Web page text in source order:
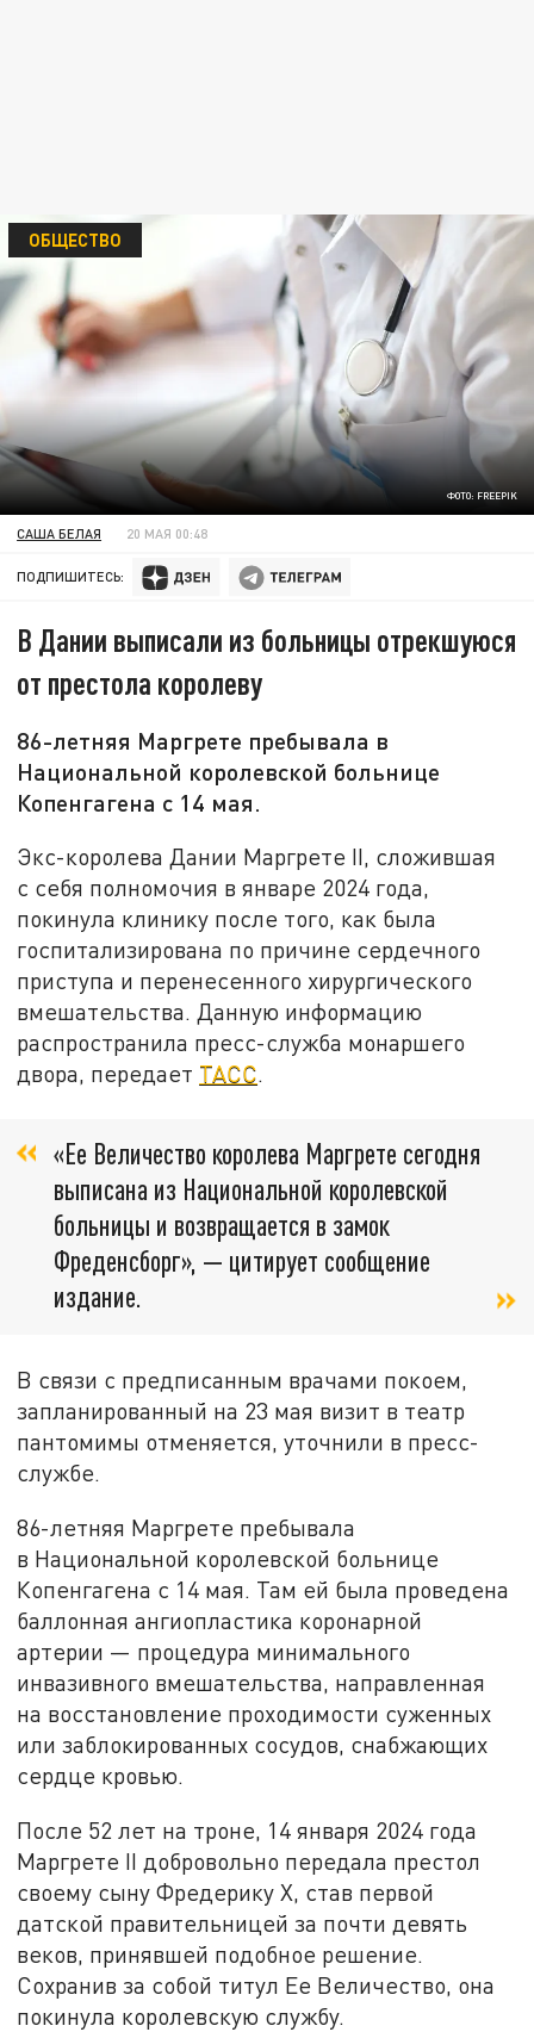
ФОТО: FREEPIK
ОБЩЕСТВО
САША БЕЛАЯ 20 МАЯ 00:48
ПОДПИШИТЕСЬ:
В Дании выписали из больницы отрекшуюся
от престола королеву
86-летняя Маргрете пребывала в
Национальной королевской больнице
Копенгагена с 14 мая.
Экс-королева Дании Маргрете II, сложившая
с себя полномочия в январе 2024 года,
покинула клинику после того, как была
госпитализирована по причине сердечного
приступа и перенесенного хирургического
вмешательства. Данную информацию
распространила пресс-служба монаршего
двора, передает ТАСС.
«Ее Величество королева Маргрете сегодня
выписана из Национальной королевской
больницы и возвращается в замок
Фреденсборг», — цитирует сообщение
издание.
В связи с предписанным врачами покоем,
запланированный на 23 мая визит в театр
пантомимы отменяется, уточнили в пресс-
службе.
86-летняя Маргрете пребывала
в Национальной королевской больнице
Копенгагена с 14 мая. Там ей была проведена
баллонная ангиопластика коронарной
артерии — процедура минимального
инвазивного вмешательства, направленная
на восстановление проходимости суженных
или заблокированных сосудов, снабжающих
сердце кровью.
После 52 лет на троне, 14 января 2024 года
Маргрете II добровольно передала престол
своему сыну Фредерику X, став первой
датской правительницей за почти девять
веков, принявшей подобное решение.
Сохранив за собой титул Ее Величество, она
покинула королевскую службу.